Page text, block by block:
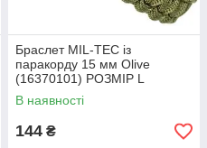
Браслет MIL-TEC із
паракорду 15 мм Olive
(16370101) РОЗМІР L
В наявності
144 ₴